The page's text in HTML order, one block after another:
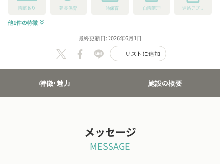
園庭あり 延長保育 一時保育 自園調理 連絡アプリ
他1件の特徴 keyboard_double_arrow_down
最終更新日: 2026年6月1日
リストに追加
特徴・魅力 施設の概要
メッセージ
MESSAGE